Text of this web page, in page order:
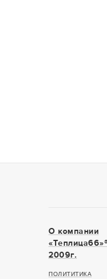
О компании
2009г.
ПОЛИТИТИКА